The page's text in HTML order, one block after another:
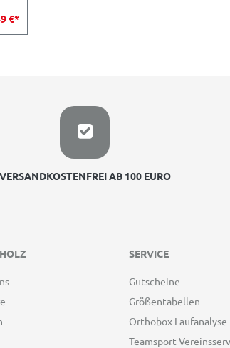
€*
VERSANDKOSTENFREI AB 100 EURO
SERVICE
Gutscheine
Größentabellen
Orthobox Laufanalyse
Teamsport